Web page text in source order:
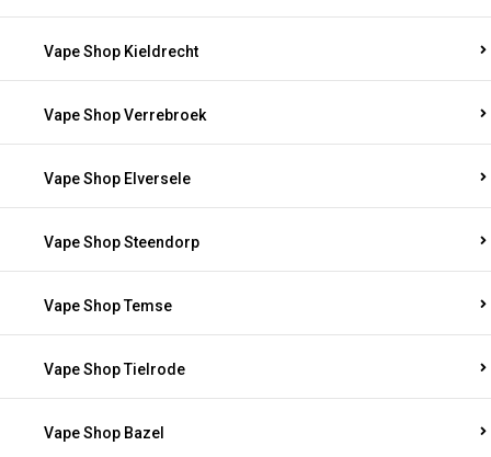
Vape Shop Kieldrecht
Vape Shop Verrebroek
Vape Shop Elversele
Vape Shop Steendorp
Vape Shop Temse
Vape Shop Tielrode
Vape Shop Bazel